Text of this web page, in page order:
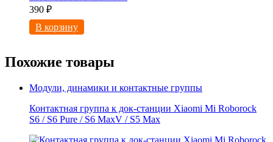
390 ₽
В корзину
Похожие товары
Модули, динамики и контактные группы
Контактная группа к док-станции Xiaomi Mi Roborock
S6 / S6 Pure / S6 MaxV / S5 Max